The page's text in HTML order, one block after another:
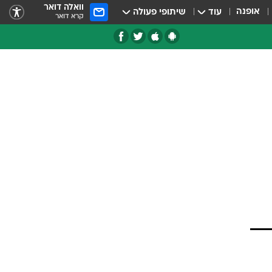
אופנה עוד שיתופי פעולה וואלה דואר
קרא דואר